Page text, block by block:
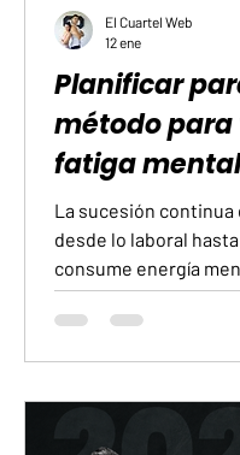
Planificar
método para
fatiga
ejercicio
La sucesión continua
desde lo laboral
consume energía
jornada, es común
capacidad para
la que realizamos
peso de las
El Cuartel Web
12 ene